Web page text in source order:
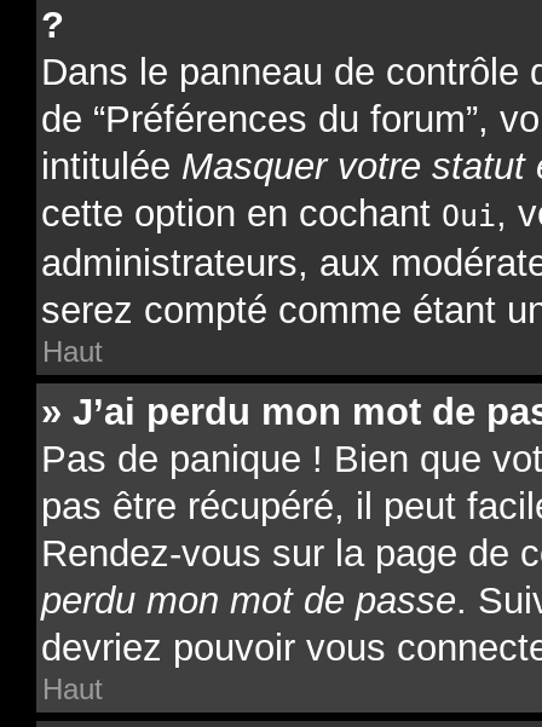
?
Dans le panneau de contrôle
de “Préférences du forum”,
intitulée Masquer votre statut
cette option en cochant Oui,
administrateurs, aux
serez compté comme étant
Haut
» J’ai perdu mon mot de
Pas de panique ! Bien que
pas être récupéré, il peut
Rendez-vous sur la page de
perdu mon mot de passe.
devriez pouvoir vous
Haut